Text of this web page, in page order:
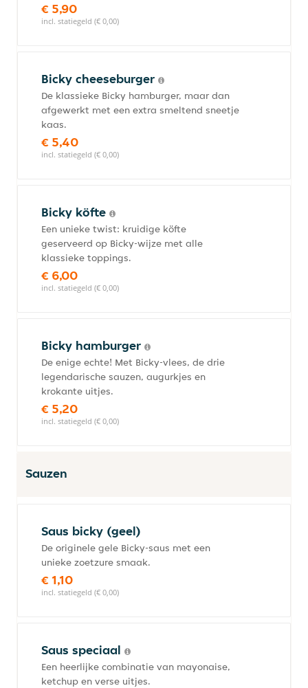
€ 5,90
incl. statiegeld (€ 0,00)
Bicky cheeseburger
De klassieke Bicky hamburger, maar dan
afgewerkt met een extra smeltend sneetje
kaas.
€ 5,40
incl. statiegeld (€ 0,00)
Bicky köfte
Een unieke twist: kruidige köfte
geserveerd op Bicky-wijze met alle
klassieke toppings.
€ 6,00
incl. statiegeld (€ 0,00)
Bicky hamburger
De enige echte! Met Bicky-vlees, de drie
legendarische sauzen, augurkjes en
krokante uitjes.
€ 5,20
incl. statiegeld (€ 0,00)
Sauzen
Saus bicky (geel)
De originele gele Bicky-saus met een
unieke zoetzure smaak.
€ 1,10
incl. statiegeld (€ 0,00)
Saus speciaal
Een heerlijke combinatie van mayonaise,
ketchup en verse uitjes.